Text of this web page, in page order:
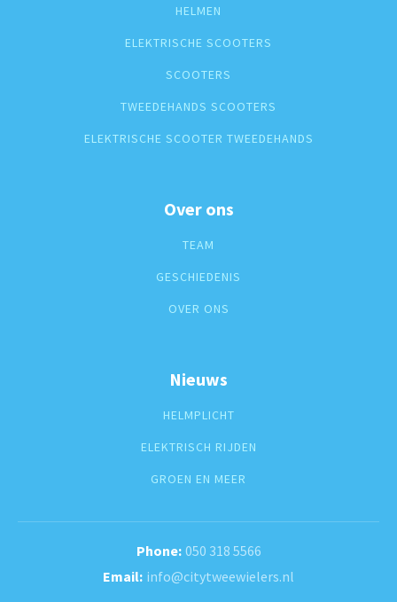
HELMEN
ELEKTRISCHE SCOOTERS
SCOOTERS
TWEEDEHANDS SCOOTERS
ELEKTRISCHE SCOOTER TWEEDEHANDS
Over ons
TEAM
GESCHIEDENIS
OVER ONS
Nieuws
HELMPLICHT
ELEKTRISCH RIJDEN
GROEN EN MEER
050 318 5566
info@citytweewielers.nl